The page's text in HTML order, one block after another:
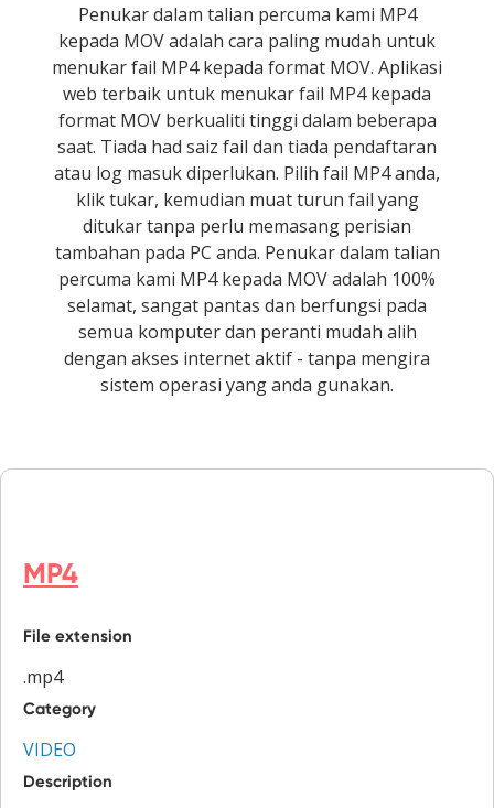
Penukar dalam talian percuma kami MP4
kepada MOV adalah cara paling mudah untuk
menukar fail MP4 kepada format MOV. Aplikasi
web terbaik untuk menukar fail MP4 kepada
format MOV berkualiti tinggi dalam beberapa
saat. Tiada had saiz fail dan tiada pendaftaran
atau log masuk diperlukan. Pilih fail MP4 anda,
klik tukar, kemudian muat turun fail yang
ditukar tanpa perlu memasang perisian
tambahan pada PC anda. Penukar dalam talian
percuma kami MP4 kepada MOV adalah 100%
selamat, sangat pantas dan berfungsi pada
semua komputer dan peranti mudah alih
dengan akses internet aktif - tanpa mengira
sistem operasi yang anda gunakan.
MP4
File extension
.mp4
Category
VIDEO
Description